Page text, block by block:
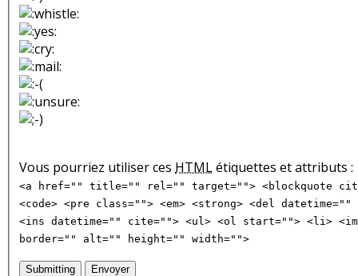
Vous pourriez utiliser ces HTMLétiquettes et attributs :
<a href="" title="" rel="" target=""> <blockquote
<code> <pre class=""> <em> <strong> <del
<ins datetime="" cite=""> <ul> <ol start=""> <li>
border="" alt="" height="" width="">
Submitting Envoyer